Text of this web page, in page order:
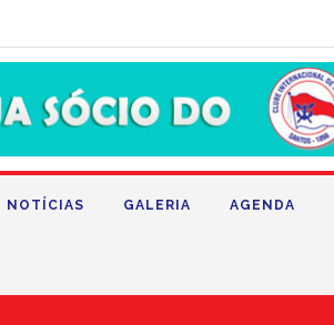
NOTÍCIAS GALERIA AGENDA